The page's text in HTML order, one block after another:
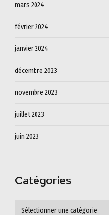
mars 2024
février 2024
janvier 2024
décembre 2023
novembre 2023
juillet 2023
juin 2023
Catégories